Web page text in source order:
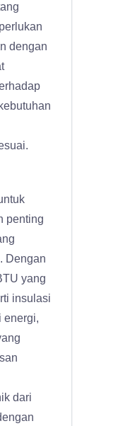
dengan
penting
Dengan
yang
insulasi
energi,
dari